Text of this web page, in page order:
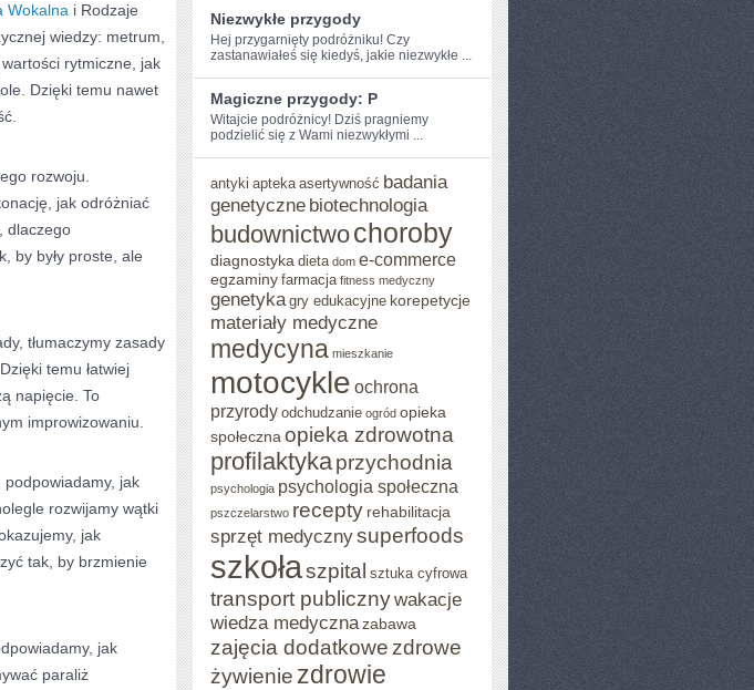
Wokalna i Rodzaje
wiedzy: metrum,
rytmiczne, jak
Dzięki temu nawet
rozwoju.
jak odróżniać
dlaczego
by były proste, ale
tłumaczymy zasady
temu łatwiej
napięcie. To
improwizowaniu.
jak
rozwijamy wątki
jak
tak, by brzmienie
jak
paraliż
Niezwykłe przygody
Hej​ przygarnięty podróżniku! Czy
zastanawiałeś‌ się kiedyś, jakie niezwykłe ...
Magiczne przygody: P
Witajcie podróżnicy! Dziś pragniemy
podzielić się z Wami niezwykłymi ...
antyki apteka asertywność badania
genetyczne biotechnologia
budownictwochoroby
diagnostyka dieta dom e-commerce
egzaminy farmacja fitness medyczny
genetyka gry edukacyjne korepetycje
materiały medyczne
medycyna mieszkanie
motocykle ochrona
przyrody odchudzanie ogród opieka
społeczna opieka zdrowotna
profilaktykaprzychodnia
psychologia psychologia społeczna
pszczelarstwo recepty rehabilitacja
sprzęt medycznysuperfoods
szkołaszpital sztuka cyfrowa
transport publicznywakacje
wiedza medycznazabawa
zajęcia dodatkowe zdrowe
żywienie zdrowie